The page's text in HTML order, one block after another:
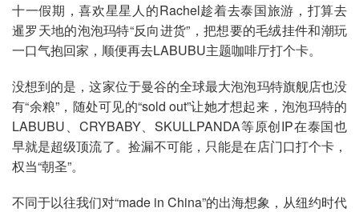
十一假期，喜欢星星人的Rachel趁着去泰国旅游，打算去
暹罗天地的泡泡玛特“反向进货”，把想要的毛绒挂件和潮玩
一口气抱回家，顺便再去LABUBU主题咖啡厅打个卡。
没想到的是，这家位于曼谷的全球最大泡泡玛特旗舰店也没
有“余粮”，随处可见的“sold out”让她才想起来，泡泡玛特的
LABUBU、CRYBABY、SKULLPANDA等原创IP在泰国也
早就是超级顶流了。捡漏不可能，只能是在店门口打个卡，
权当“朝圣”。
不同于以往我们对“made in China”的出海想象，从纽约时代